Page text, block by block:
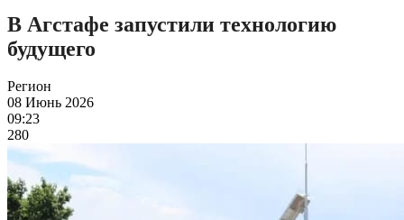
В Агстафе запустили технологию
будущего
Регион
08 Июнь 2026
09:23
280